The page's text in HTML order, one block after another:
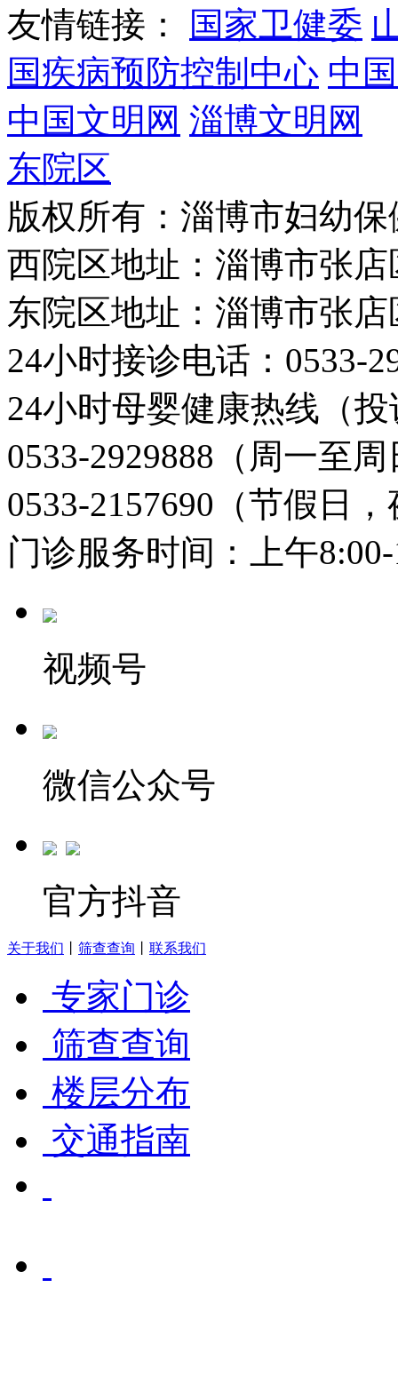
友情链接： 国家卫健委
国疾病预防控制中心 中
中国文明网 淄博文明网
东院区
版权所有：淄博市妇幼
西院区地址：淄博市张
东院区地址：淄博市张
24小时接诊电话：0533-
24小时母婴健康热线（
0533-2929888（周一至
0533-2157690（节假日
门诊服务时间：上午
视频号
微信公众号
官方抖音
关于我们 筛查查询 联系我们
专家门诊
筛查查询
楼层分布
交通指南